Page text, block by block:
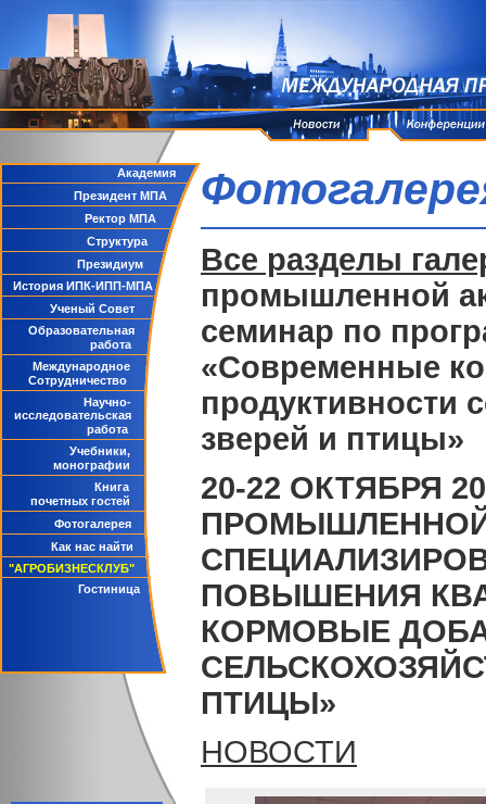
Академия
Президент МПА
Ректор МПА
Структура
Президиум
История ИПК-ИПП-МПА
Ученый Совет
Образовательная
работа
Международное
Сотрудничество
Научно-
исследовательская
работа
Учебники,
монографии
Книга
почетных гостей
Фотогалерея
Как нас найти
"АГРОБИЗНЕСКЛУБ"
Гостиница
Все разделы
промышленной
семинар по
«Современные
продуктивности
зверей и птицы»
20-22 ОКТЯБРЯ
ПОВЫШЕНИЯ
КОРМОВЫЕ
ПТИЦЫ»
НОВОСТИ